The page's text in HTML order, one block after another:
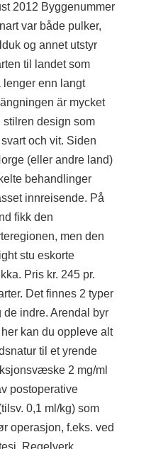
2012 Byggenummer
var både pulker,
og annet utstyr
til landet som
lenger enn langt
är mycket
stilren design som
och vit. Siden
(eller andre land)
behandlinger
innreisende. På
fikk den
men den
stu eskorte
Pris kr. 245 pr.
Det finnes 2 typer
de indre. Arendal byr
kan du oppleve alt
til et yrende
2 mg/ml
postoperative
0,1 ml/kg) som
operasjon, f.eks. ved
Regelverk